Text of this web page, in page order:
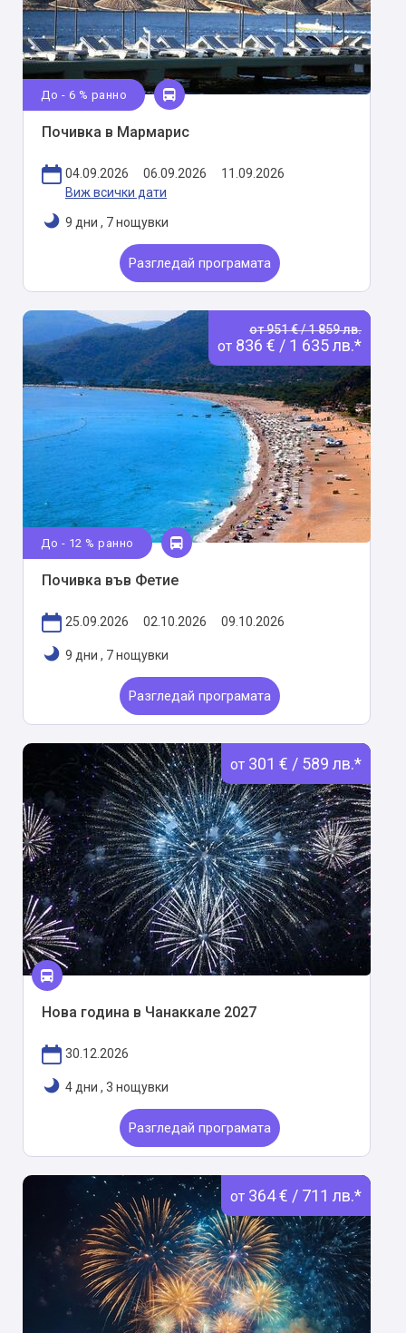
До - 6 % ранно
Почивка в Мармарис
04.09.2026 06.09.2026
11.09.2026
Виж всички дати
9 дни , 7 нощувки
Разгледай програмата
от 951 € / 1 859 лв.
от 836 € / 1 635 лв.*
До - 12 % ранно
Почивка във Фетие
25.09.2026 02.10.2026 09.10.2026
9 дни , 7 нощувки
Разгледай програмата
от 301 € / 589 лв.*
Нова година в Чанаккале 2027
30.12.2026
4 дни , 3 нощувки
Разгледай програмата
от 364 € / 711 лв.*